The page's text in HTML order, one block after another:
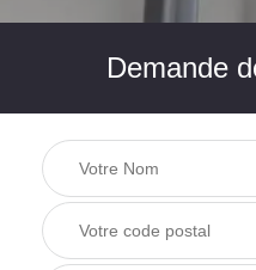
Demande